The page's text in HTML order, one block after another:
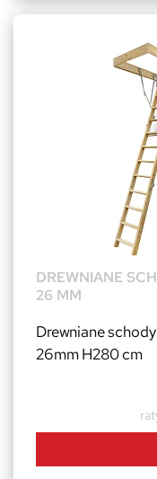
DREWNIANE
26 MM
Drewniane
26mm H280 cm